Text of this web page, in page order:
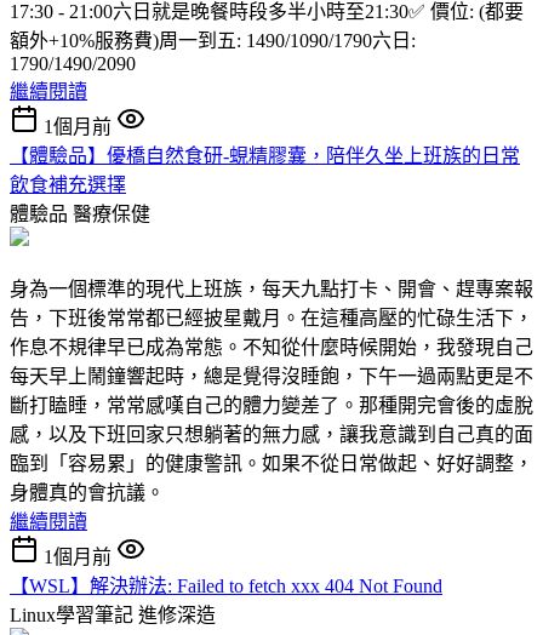
17:30 - 21:00六日就是晚餐時段多半小時至21:30✅ 價位: (都要
額外+10%服務費)周一到五: 1490/1090/1790六日:
1790/1490/2090
繼續閱讀
1個月前
【體驗品】優橋自然食研-蜆精膠囊，陪伴久坐上班族的日常
飲食補充選擇
體驗品 醫療保健
身為一個標準的現代上班族，每天九點打卡、開會、趕專案報
告，下班後常常都已經披星戴月。在這種高壓的忙碌生活下，
作息不規律早已成為常態。不知從什麼時候開始，我發現自己
每天早上鬧鐘響起時，總是覺得沒睡飽，下午一過兩點更是不
斷打瞌睡，常常感嘆自己的體力變差了。那種開完會後的虛脫
感，以及下班回家只想躺著的無力感，讓我意識到自己真的面
臨到「容易累」的健康警訊。如果不從日常做起、好好調整，
身體真的會抗議。
繼續閱讀
1個月前
【WSL】解決辦法: Failed to fetch xxx 404 Not Found
Linux學習筆記 進修深造